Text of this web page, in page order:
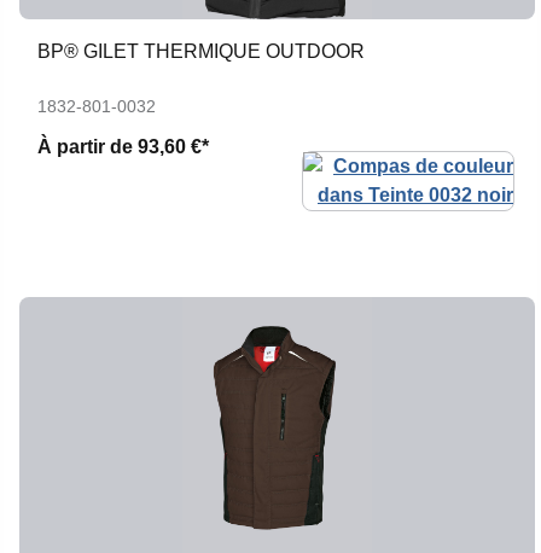
BP® GILET THERMIQUE OUTDOOR
1832-801-0032
À partir de 93,60 €*